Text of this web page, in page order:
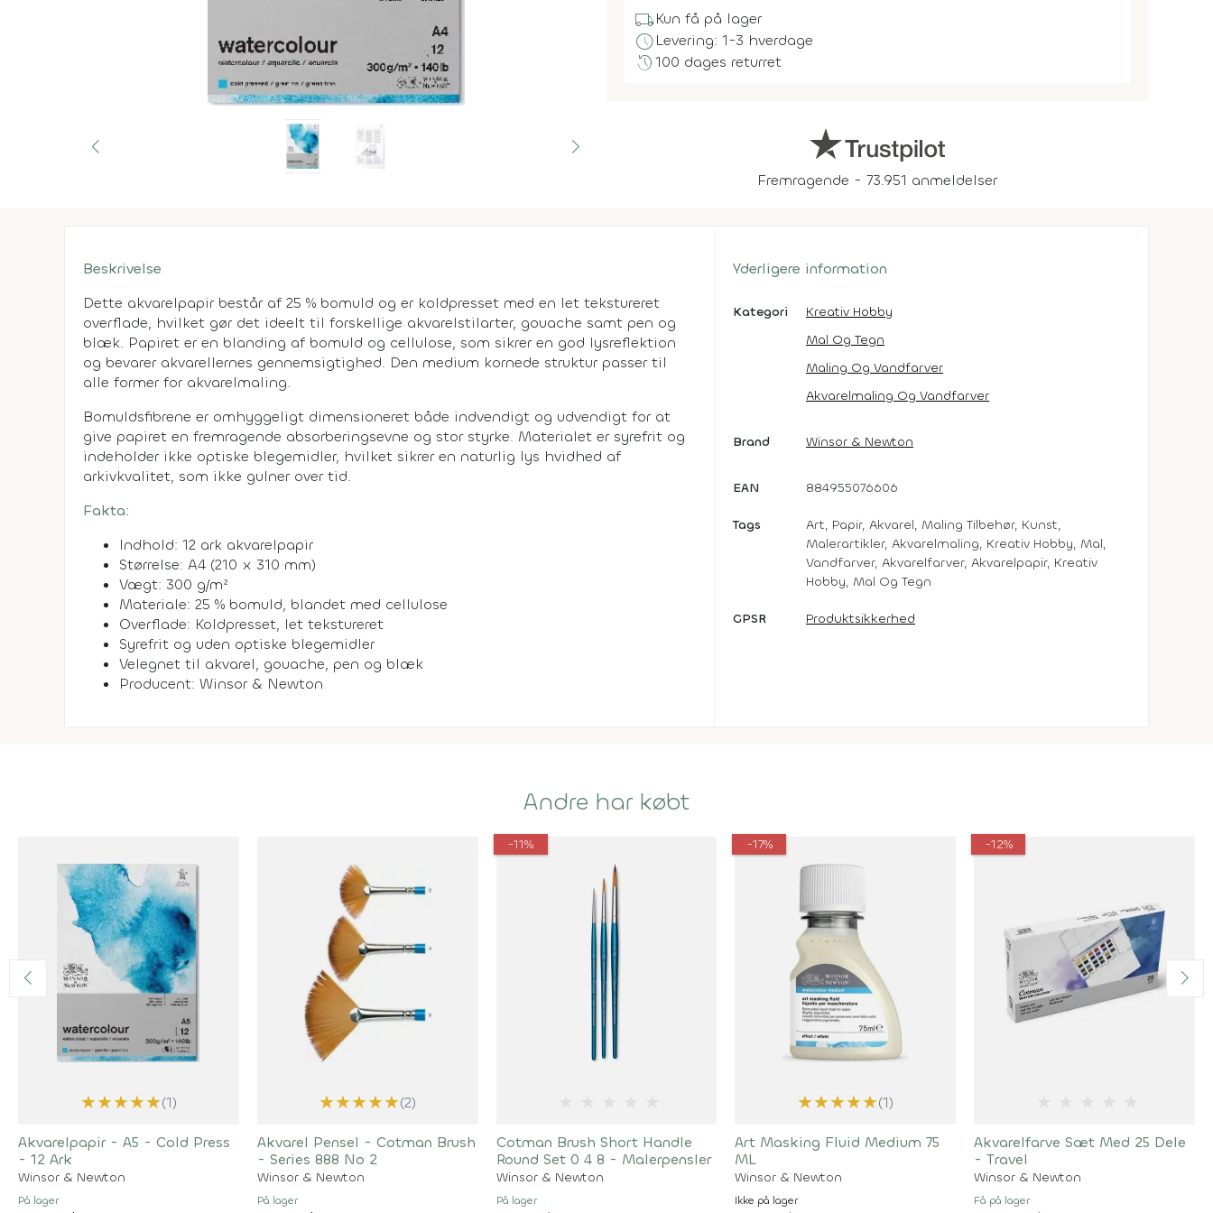
local_shippingKun få på lager
scheduleLevering: 1-3 hverdage
history100 dages returret
Fremragende - 73.951 anmeldelser
Beskrivelse
Dette akvarelpapir består af 25 % bomuld og er koldpresset med en let tekstureret
overflade, hvilket gør det ideelt til forskellige akvarelstilarter, gouache samt pen og
blæk. Papiret er en blanding af bomuld og cellulose, som sikrer en god lysreflektion
og bevarer akvarellernes gennemsigtighed. Den medium kornede struktur passer til
alle former for akvarelmaling.
Bomuldsfibrene er omhyggeligt dimensioneret både indvendigt og udvendigt for at
give papiret en fremragende absorberingsevne og stor styrke. Materialet er syrefrit og
indeholder ikke optiske blegemidler, hvilket sikrer en naturlig lys hvidhed af
arkivkvalitet, som ikke gulner over tid.
Fakta:
Indhold: 12 ark akvarelpapir
Størrelse: A4 (210 x 310 mm)
Vægt: 300 g/m²
Materiale: 25 % bomuld, blandet med cellulose
Overflade: Koldpresset, let tekstureret
Syrefrit og uden optiske blegemidler
Velegnet til akvarel, gouache, pen og blæk
Producent: Winsor & Newton
Yderligere information
Kategori
Kreativ Hobby
Mal Og Tegn
Maling Og Vandfarver
Akvarelmaling Og Vandfarver
Brand Winsor & Newton
EAN 884955076606
Tags
Art, Papir, Akvarel, Maling Tilbehør, Kunst,
Malerartikler, Akvarelmaling, Kreativ Hobby, Mal,
Vandfarver, Akvarelfarver, Akvarelpapir, Kreativ
Hobby, Mal Og Tegn
GPSR Produktsikkerhed
Andre har købt
★★★★★(1)
Akvarelpapir - A5 - Cold Press
- 12 Ark
Winsor & Newton
På lager
★★★★★(2)
Akvarel Pensel - Cotman Brush
- Series 888 No 2
Winsor & Newton
På lager
-11%
Cotman Brush Short Handle
Round Set 0 4 8 - Malerpensler
Winsor & Newton
På lager
-17%
★★★★★(1)
Art Masking Fluid Medium 75
ML
Winsor & Newton
Ikke på lager
-12%
Akvarelfarve Sæt Med 25 Dele
- Travel
Winsor & Newton
Få på lager